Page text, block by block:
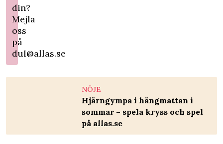
din?
Mejla
oss
på
dul@allas.se
NÖJE
Hjärngympa i hängmattan i
sommar – spela kryss och spel
på allas.se